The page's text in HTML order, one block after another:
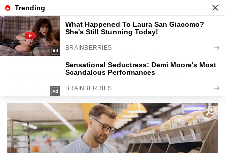
Fajntip.cz Magazín
Vyhlašujeme nejhorší pečivo ze
supermarketů. Tohle rozhodně
nejezte